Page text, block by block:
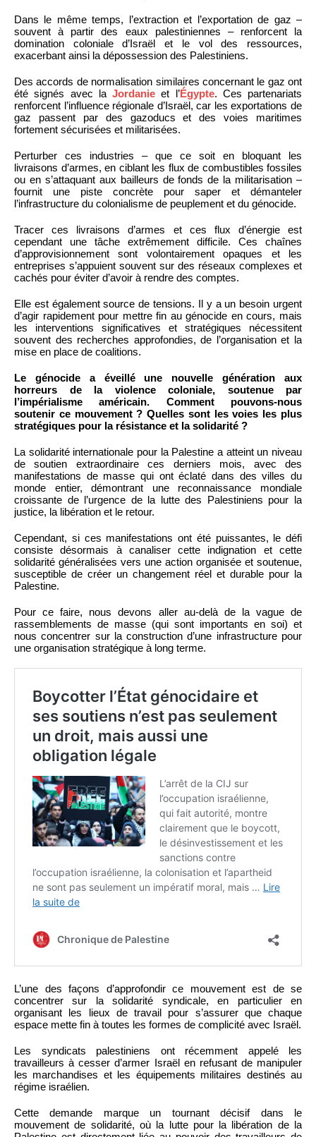
Dans le même temps, l’extraction et l’exportation de gaz –
souvent à partir des eaux palestiniennes – renforcent la
domination coloniale d’Israël et le vol des ressources,
exacerbant ainsi la dépossession des Palestiniens.
Des accords de normalisation similaires concernant le gaz ont
été signés avec la Jordanie et l’Égypte. Ces partenariats
renforcent l’influence régionale d’Israël, car les exportations de
gaz passent par des gazoducs et des voies maritimes
fortement sécurisées et militarisées.
Perturber ces industries – que ce soit en bloquant les
livraisons d’armes, en ciblant les flux de combustibles fossiles
ou en s’attaquant aux bailleurs de fonds de la militarisation –
fournit une piste concrète pour saper et démanteler
l’infrastructure du colonialisme de peuplement et du génocide.
Tracer ces livraisons d’armes et ces flux d’énergie est
cependant une tâche extrêmement difficile. Ces chaînes
d’approvisionnement sont volontairement opaques et les
entreprises s’appuient souvent sur des réseaux complexes et
cachés pour éviter d’avoir à rendre des comptes.
Elle est également source de tensions. Il y a un besoin urgent
d’agir rapidement pour mettre fin au génocide en cours, mais
les interventions significatives et stratégiques nécessitent
souvent des recherches approfondies, de l’organisation et la
mise en place de coalitions.
Le génocide a éveillé une nouvelle génération aux
horreurs de la violence coloniale, soutenue par
l’impérialisme américain. Comment pouvons-nous
soutenir ce mouvement ? Quelles sont les voies les plus
stratégiques pour la résistance et la solidarité ?
La solidarité internationale pour la Palestine a atteint un niveau
de soutien extraordinaire ces derniers mois, avec des
manifestations de masse qui ont éclaté dans des villes du
monde entier, démontrant une reconnaissance mondiale
croissante de l’urgence de la lutte des Palestiniens pour la
justice, la libération et le retour.
Cependant, si ces manifestations ont été puissantes, le défi
consiste désormais à canaliser cette indignation et cette
solidarité généralisées vers une action organisée et soutenue,
susceptible de créer un changement réel et durable pour la
Palestine.
Pour ce faire, nous devons aller au-delà de la vague de
rassemblements de masse (qui sont importants en soi) et
nous concentrer sur la construction d’une infrastructure pour
une organisation stratégique à long terme.
L’une des façons d’approfondir ce mouvement est de se
concentrer sur la solidarité syndicale, en particulier en
organisant les lieux de travail pour s’assurer que chaque
espace mette fin à toutes les formes de complicité avec Israël.
Les syndicats palestiniens ont récemment appelé les
travailleurs à cesser d’armer Israël en refusant de manipuler
les marchandises et les équipements militaires destinés au
régime israélien.
Cette demande marque un tournant décisif dans le
mouvement de solidarité, où la lutte pour la libération de la